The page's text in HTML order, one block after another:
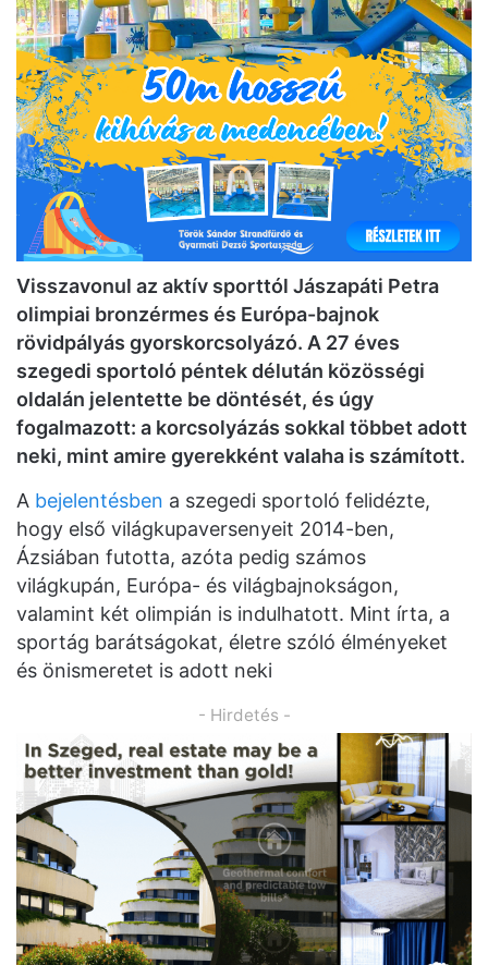
Visszavonul az aktív sporttól Jászapáti Petra
olimpiai bronzérmes és Európa-bajnok
rövidpályás gyorskorcsolyázó. A 27 éves
szegedi sportoló péntek délután közösségi
oldalán jelentette be döntését, és úgy
fogalmazott: a korcsolyázás sokkal többet adott
neki, mint amire gyerekként valaha is számított.
A bejelentésben a szegedi sportoló felidézte,
hogy első világkupaversenyeit 2014-ben,
Ázsiában futotta, azóta pedig számos
világkupán, Európa- és világbajnokságon,
valamint két olimpián is indulhatott. Mint írta, a
sportág barátságokat, életre szóló élményeket
és önismeretet is adott neki
- Hirdetés -